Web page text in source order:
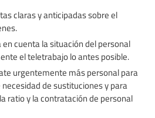
claras y anticipadas sobre el
cuenta la situación del personal
el teletrabajo lo antes posible.
urgentemente más personal para
de sustituciones y para
ratio y la contratación de personal